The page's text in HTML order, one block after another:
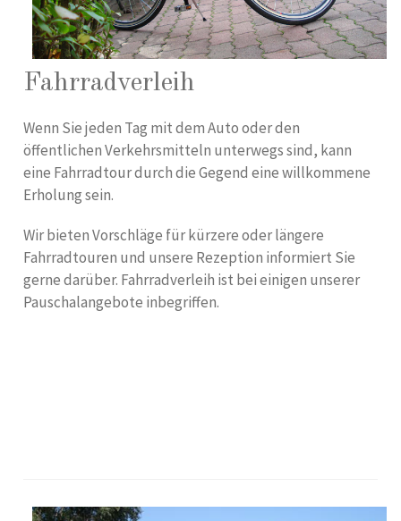
Fahrradverleih
Wenn Sie jeden Tag mit dem Auto oder den
öffentlichen Verkehrsmitteln unterwegs sind, kann
eine Fahrradtour durch die Gegend eine willkommene
Erholung sein.
Wir bieten Vorschläge für kürzere oder längere
Fahrradtouren und unsere Rezeption informiert Sie
gerne darüber. Fahrradverleih ist bei einigen unserer
Pauschalangebote inbegriffen.